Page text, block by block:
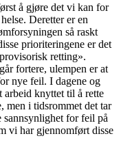
å gjøre det vi kan for
Deretter er en
så raskt
prioriteringene er det
retting».
fortere, ulempen er at
nye feil. I dagene og
arbeid knyttet til å rette
men i tidsrommet det tar
for feil på
vi har gjennomført disse